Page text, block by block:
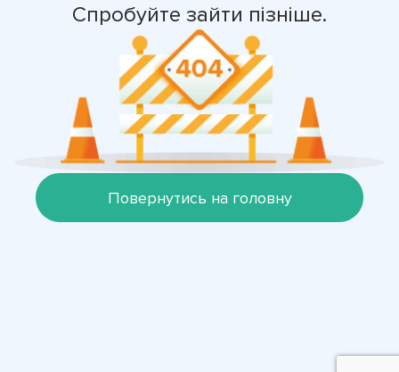
Спробуйте зайти пізніше.
Повернутись на головну